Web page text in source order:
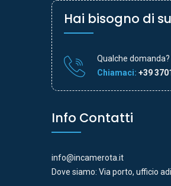
Hai bisogno di
Qualche
Chiamaci: +39
Info Contatti
info@incamerota.it
Dove siamo: Via porto, ufficio